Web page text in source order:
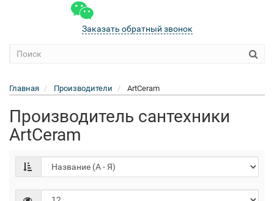
Заказать обратный звонок
Главная Производители ArtCeram
Производитель сантехники
ArtCeram